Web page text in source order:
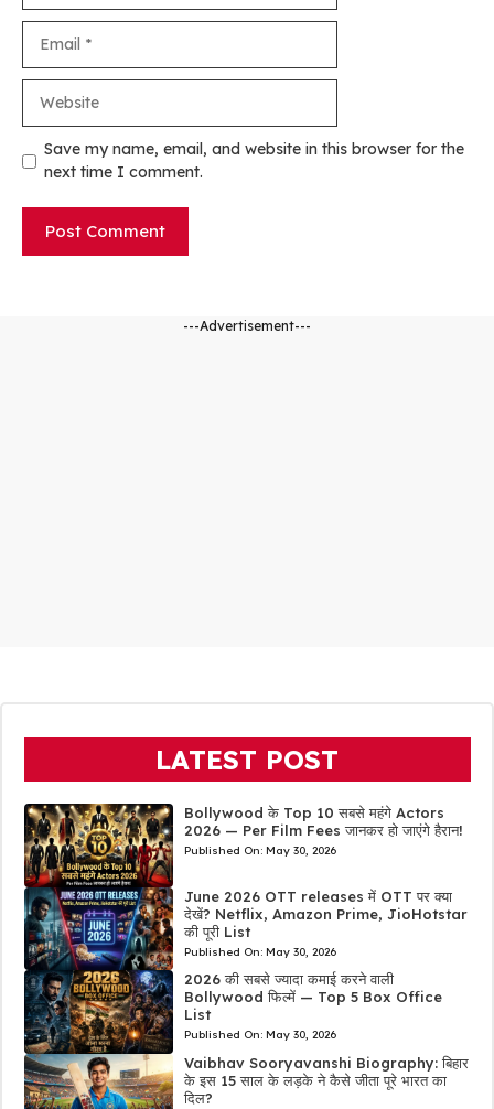
Save my name, email, and website in this browser for the
next time I comment.
---Advertisement---
LATEST POST
Bollywood के Top 10 सबसे महंगे Actors
2026 — Per Film Fees जानकर हो जाएंगे हैरान!
Published On: May 30, 2026
June 2026 OTT releases में OTT पर क्या
देखें? Netflix, Amazon Prime, JioHotstar
की पूरी List
Published On: May 30, 2026
2026 की सबसे ज्यादा कमाई करने वाली
Bollywood फिल्में — Top 5 Box Office
List
Published On: May 30, 2026
Vaibhav Sooryavanshi Biography: बिहार
के इस 15 साल के लड़के ने कैसे जीता पूरे भारत का
दिल?